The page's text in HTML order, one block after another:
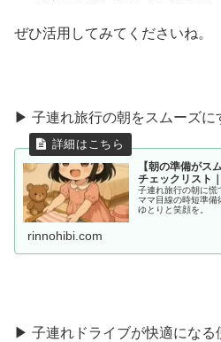
ぜひ活用してみてくださいね。
▶ 子連れ旅行の朝をスムーズに
【朝の準備がス
チェックリスト
子連れ旅行の朝に慌
ママ目線の時短準備
ゆとりと笑顔を。
rinnohibi.com
▶︎ 子連れドライブが快適になる